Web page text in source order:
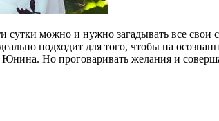
сутки можно и нужно загадывать все свои
подходит для того, чтобы на
Но проговаривать желания и